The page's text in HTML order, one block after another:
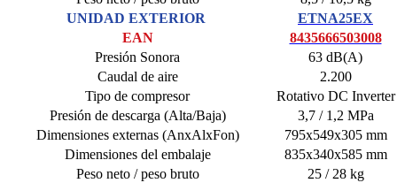
UNIDAD EXTERIOR
ETNA25EX
EAN
8435666503008
Presión Sonora
63 dB(A)
Caudal de aire
2.200
Tipo de compresor
Rotativo DC Inverter
Presión de descarga (Alta/Baja)
3,7 / 1,2 MPa
Dimensiones externas (AnxAlxFon)
795x549x305 mm
Dimensiones del embalaje
835x340x585 mm
Peso neto / peso bruto
25 / 28 kg